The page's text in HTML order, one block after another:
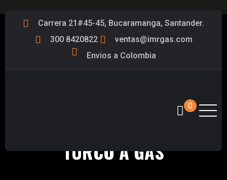
Carrera 21#45-45, Bucaramanga, Santander.
300 8420822
ventas@imrgas.com
Envios a Colombia
0
TURCO A GAS